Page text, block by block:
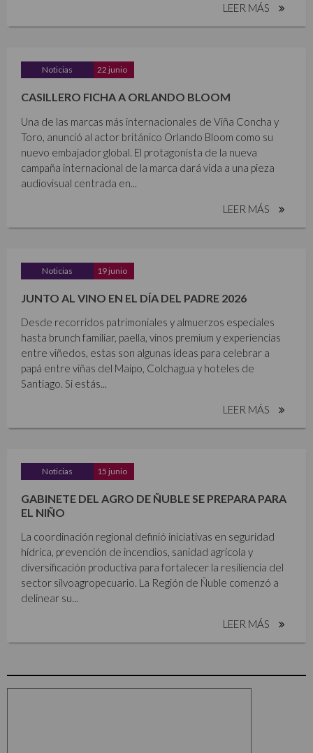
LEER MÁS
Noticias 22 junio
CASILLERO FICHA A ORLANDO BLOOM
Una de las marcas más internacionales de Viña Concha y
Toro, anunció al actor británico Orlando Bloom como su
nuevo embajador global. El protagonista de la nueva
campaña internacional de la marca dará vida a una pieza
audiovisual centrada en...
LEER MÁS
Noticias 19 junio
JUNTO AL VINO EN EL DÍA DEL PADRE 2026
Desde recorridos patrimoniales y almuerzos especiales
hasta brunch familiar, paella, vinos premium y experiencias
entre viñedos, estas son algunas ideas para celebrar a
papá entre viñas del Maipo, Colchagua y hoteles de
Santiago. Si estás...
LEER MÁS
Noticias 15 junio
GABINETE DEL AGRO DE ÑUBLE SE PREPARA PARA
EL NIÑO
La coordinación regional definió iniciativas en seguridad
hídrica, prevención de incendios, sanidad agrícola y
diversificación productiva para fortalecer la resiliencia del
sector silvoagropecuario. La Región de Ñuble comenzó a
delinear su...
LEER MÁS